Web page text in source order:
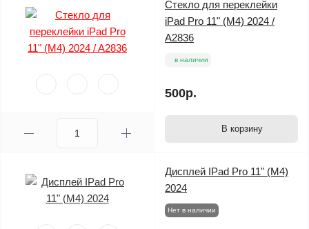
Стекло для переклейки
iPad Pro 11" (M4) 2024 /
A2836
в наличии
500р.
В корзину
Дисплей IPad Pro 11" (M4)
2024
Нет в наличии